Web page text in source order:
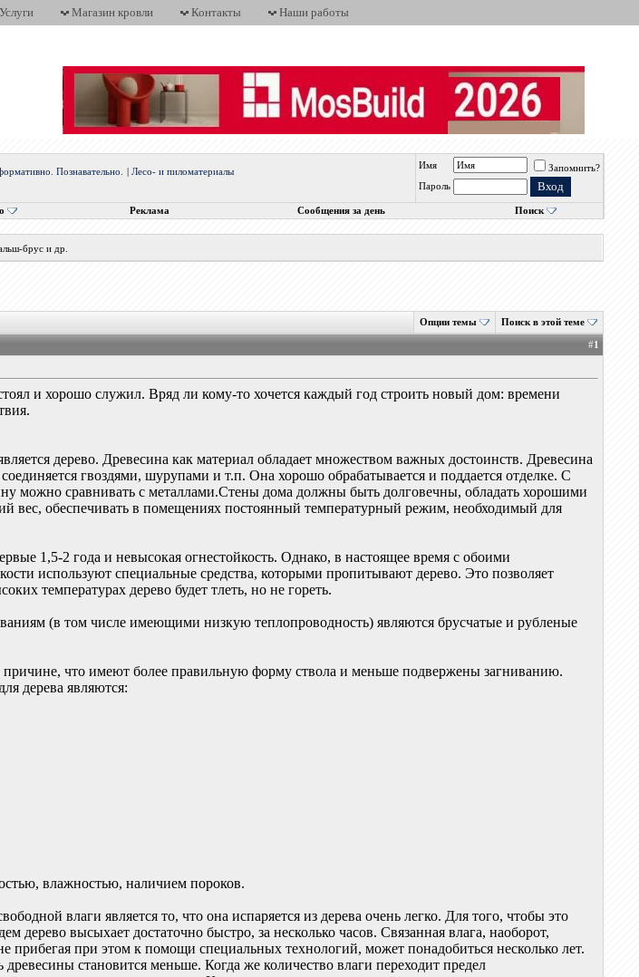
Услуги Магазин кровли Контакты Наши работы
Познавательно. |Лесо- и пиломатериалы
Имя
Запомнить?
Пароль
Реклама Сообщения за день Поиск
брус и др.
Опции темы Поиск в этой теме
#1
и хорошо служил. Вряд ли кому-то хочется каждый год строить новый дом: времени
дерево. Древесина как материал обладает множеством важных достоинств. Древесина
гвоздями, шурупами и т.п. Она хорошо обрабатывается и поддается отделке. С
можно сравнивать с металлами.Стены дома должны быть долговечны, обладать хорошими
вес, обеспечивать в помещениях постоянный температурный режим, необходимый для
1,5-2 года и невысокая огнестойкость. Однако, в настоящее время с обоими
используют специальные средства, которыми пропитывают дерево. Это позволяет
температурах дерево будет тлеть, но не гореть.
(в том числе имеющими низкую теплопроводность) являются брусчатые и рубленые
что имеют более правильную форму ствола и меньше подвержены загниванию.
дерева являются:
влажностью, наличием пороков.
влаги является то, что она испаряется из дерева очень легко. Для того, чтобы это
дерево высыхает достаточно быстро, за несколько часов. Связанная влага, наоборот,
прибегая при этом к помощи специальных технологий, может понадобиться несколько лет.
становится меньше. Когда же количество влаги переходит предел